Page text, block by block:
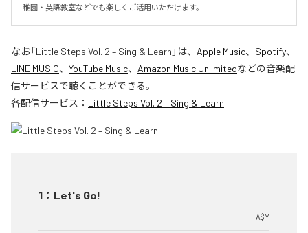
稚園・英語教室などでも楽しくご活用いただけます。
なお「Little Steps Vol. 2 – Sing & Learn 」は、 Apple Music、 Spotify、
LINE MUSIC、 YouTube Music、 Amazon Music Unlimitedなどの音楽配
信サービスで聴くことができる。
各配信サービス： Little Steps Vol. 2 – Sing & Learn
1 ： Let's Go!
A$Y